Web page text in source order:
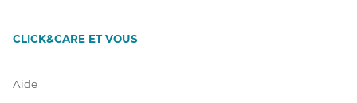
CLICK&CARE ET VOUS
Aide